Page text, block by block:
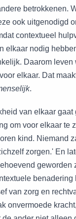
betrokkenen.
ook uitgenodigd
contextueel
elkaar nodig
Daarom leven
elkaar. Dat
.
van elkaar gaat
om voor elkaar te
kind. Niemand
zorgen.' En
geworden
benadering
van zorg en
onvermoede